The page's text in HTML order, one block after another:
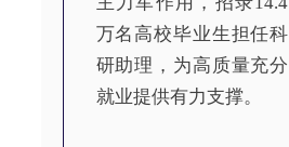
万名高校毕业生担任科
研助理，为高质量充分
就业提供有力支撑。